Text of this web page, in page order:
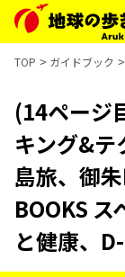
TOP ガイドブック
(14ページ
キング&テ
島旅、御
BOOKS ス
と健康、